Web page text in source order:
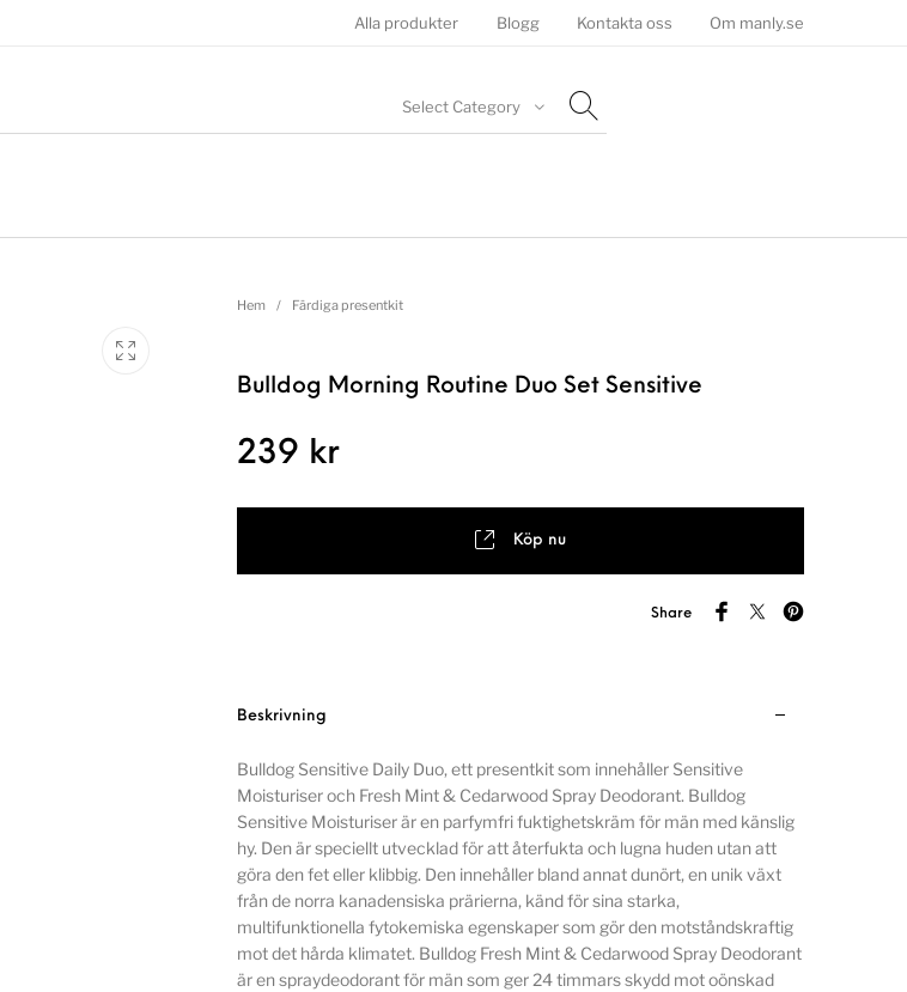
Alla produkter Blogg Kontakta oss Om manly.se
Select Category
Hem / Färdiga presentkit
Bulldog Morning Routine Duo Set Sensitive
239 kr
Köp nu
Share
Beskrivning
Bulldog Sensitive Daily Duo, ett presentkit som innehåller Sensitive
Moisturiser och Fresh Mint & Cedarwood Spray Deodorant. Bulldog
Sensitive Moisturiser är en parfymfri fuktighetskräm för män med känslig
hy. Den är speciellt utvecklad för att återfukta och lugna huden utan att
göra den fet eller klibbig. Den innehåller bland annat dunört, en unik växt
från de norra kanadensiska prärierna, känd för sina starka,
multifunktionella fytokemiska egenskaper som gör den motståndskraftig
mot det hårda klimatet. Bulldog Fresh Mint & Cedarwood Spray Deodorant
är en spraydeodorant för män som ger 24 timmars skydd mot oönskad